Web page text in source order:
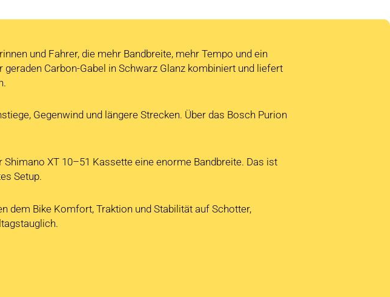
und Fahrer, die mehr Bandbreite, mehr Tempo und ein
Carbon-Gabel in Schwarz Glanz kombiniert und liefert
Gegenwind und längere Strecken. Über das Bosch Purion
XT 10–51 Kassette eine enorme Bandbreite. Das ist
Setup.
dem Bike Komfort, Traktion und Stabilität auf Schotter,